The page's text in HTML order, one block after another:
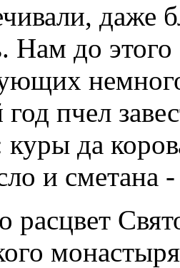
даже
Нам до
пчел
да
и сметана
расцвет